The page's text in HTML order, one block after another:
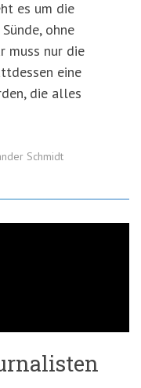
es um die
ohne
muss nur die
eine
die alles
Schmidt